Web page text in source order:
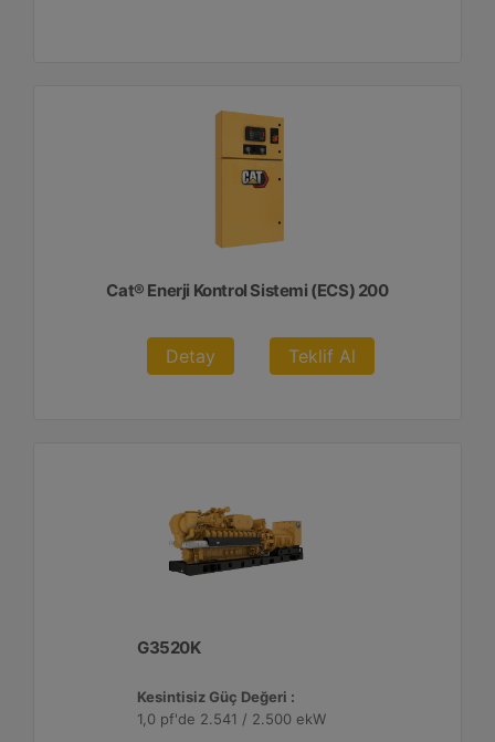
Cat® Enerji Kontrol Sistemi (ECS) 200
Detay Teklif Al
G3520K
Kesintisiz Güç Değeri :
1,0 pf'de 2.541 / 2.500 ekW